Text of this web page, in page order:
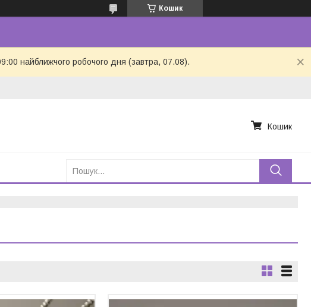
Кошик
найближчого робочого дня (завтра, 07.08).
Кошик